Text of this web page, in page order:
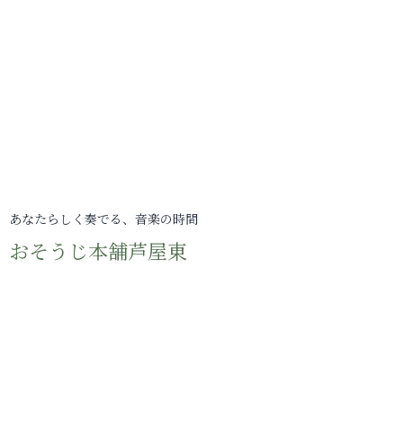
あなたらしく奏でる、音楽の時間
おそうじ本舗芦屋東